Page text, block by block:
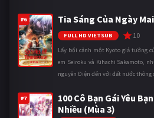
#6 Tia Sáng Của Ngày Mai
FULL HD VIETSUB 10
Lấy bối cảnh một Kyoto giả tưởng
em Seiroku và Kihachi Sakamoto,
nguyên Điện đến với đất nước
#7
100 Cô Bạn Gái Yêu
Nhiều (Mùa 3)